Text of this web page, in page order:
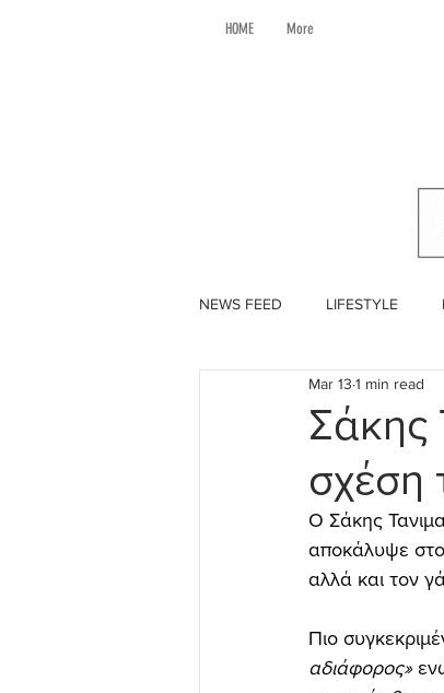
HOME More
NEWS FEED LIFESTYLE
Σάκης
σχέση
Mar 13 1 min read
Ο Σάκης
αποκάλυψε
αλλά και τον
Πιο
αδιάφορος»